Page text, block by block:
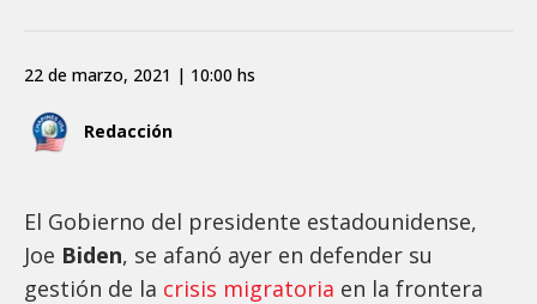
Redacción
22 de marzo, 2021 | 10:00 hs
El Gobierno del presidente estadounidense,
Joe Biden, se afanó ayer en defender su
gestión de la crisis migratoria en la frontera